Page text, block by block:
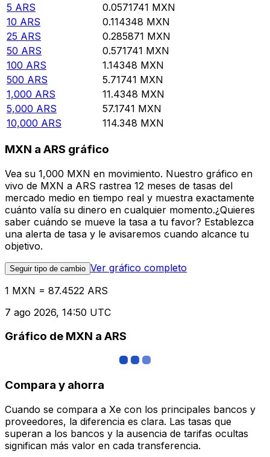
5 ARS 0.0571741 MXN
10 ARS 0.114348 MXN
25 ARS 0.285871 MXN
50 ARS 0.571741 MXN
100 ARS 1.14348 MXN
500 ARS 5.71741 MXN
1,000 ARS 11.4348 MXN
5,000 ARS 57.1741 MXN
10,000 ARS 114.348 MXN
MXN a ARS gráfico
Vea su 1,000 MXN en movimiento. Nuestro gráfico en
vivo de MXN a ARS rastrea 12 meses de tasas del
mercado medio en tiempo real y muestra exactamente
cuánto valía su dinero en cualquier momento.¿Quieres
saber cuándo se mueve la tasa a tu favor? Establezca
una alerta de tasa y le avisaremos cuando alcance tu
objetivo.
Seguir tipo de cambio Ver gráfico completo
1 MXN = 87.4522 ARS
7 ago 2026, 14:50 UTC
Gráfico de MXN a ARS
Compara y ahorra
Cuando se compara a Xe con los principales bancos y
proveedores, la diferencia es clara. Las tasas que
superan a los bancos y la ausencia de tarifas ocultas
significan más valor en cada transferencia.